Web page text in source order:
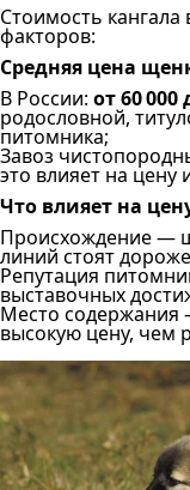
Стоимость кангала
факторов:
Средняя цена
В России: от 60 000
родословной,
питомника;
Завоз
это влияет на цену
Что влияет на
Происхождение —
линий стоят
Репутация
выставочных
Место содержания
высокую цену, чем